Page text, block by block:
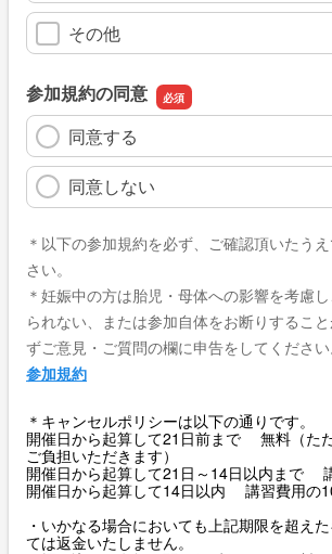
その他
参加規約の同意
同意する
同意しない
＊以下の参加規約を必ず、ご確認頂いたう
さい。
＊妊娠中の方は胎児・母体への影響を考慮
られない、または参加自体をお断りするこ
ずご意見・ご質問の欄に申告をしてください
参加規約
＊キャンセルポリシーは以下の通りです。
開催日から起算して21日前まで 無料（た
ご負担いただきます）
開催日から起算して21日～14日以内まで
開催日から起算して14日以内 講習費用の
・いかなる場合においても上記期限を超え
ては返金いたしません。